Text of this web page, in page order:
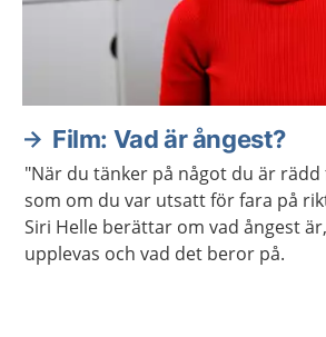
Film: Vad är ångest?
"När du tänker på något du är
som om du var utsatt för fara på
Siri Helle berättar om vad ångest
upplevas och vad det beror på.